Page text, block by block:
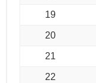
19
20
21
22